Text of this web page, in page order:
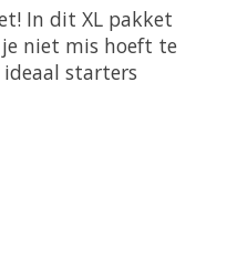
In dit XL pakket
niet mis hoeft te
starters